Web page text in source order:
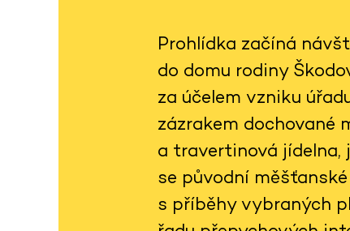
Prohlídka začíná
do domu rodiny
za účelem vzniku
zázrakem
a travertinová jídelna,
se původní
s příběhy vybraných